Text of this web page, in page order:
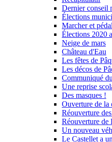
Dernier conseil
Élections
Marcher et
Élections 2020
Neige de mars
Château d'Eau
Les fêtes de
Les décos de
Communiqué
Une reprise
Des masques !
Ouverture de la
Réouverture
Réouverture de
Un nouveau
Le Castellet a